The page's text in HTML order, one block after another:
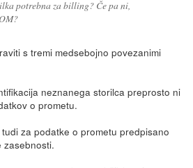
potrebna za billing? Če pa ni,
s tremi medsebojno povezanimi
neznanega storilca preprosto ni
o prometu.
za podatke o prometu predpisano
zasebnosti.